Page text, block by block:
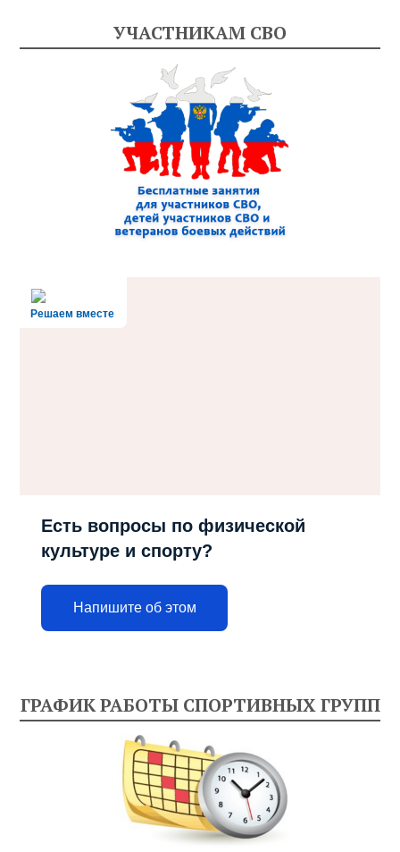
УЧАСТНИКАМ СВО
Решаем вместе
Есть вопросы по физической
культуре и спорту?
Напишите об этом
ГРАФИК РАБОТЫ СПОРТИВНЫХ ГРУПП